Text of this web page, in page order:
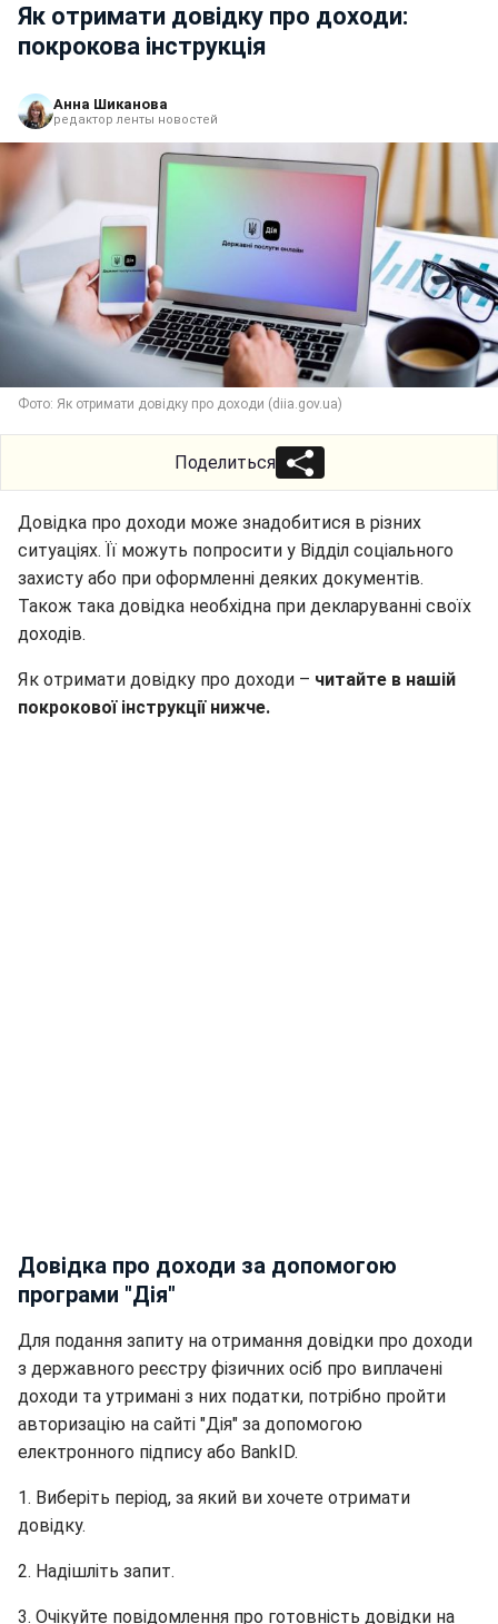
Як отримати довідку про доходи:
покрокова інструкція
Анна Шиканова
редактор ленты новостей
Фото: Як отримати довідку про доходи (diia.gov.ua)
Поделиться
Довідка про доходи може знадобитися в різних
ситуаціях. Її можуть попросити у Відділ соціального
захисту або при оформленні деяких документів.
Також така довідка необхідна при декларуванні своїх
доходів.
Як отримати довідку про доходи – читайте в нашій
покрокової інструкції нижче.
Довідка про доходи за допомогою
програми "Дія"
Для подання запиту на отримання довідки про доходи
з державного реєстру фізичних осіб про виплачені
доходи та утримані з них податки, потрібно пройти
авторизацію на сайті "Дія" за допомогою
електронного підпису або BankID.
1. Виберіть період, за який ви хочете отримати
довідку.
2. Надішліть запит.
3. Очікуйте повідомлення про готовність довідки на